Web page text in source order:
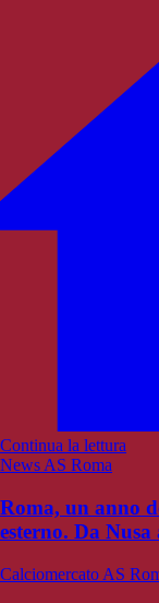
Continua la lettura
News AS Roma
Roma, un anno
esterno. Da
Calciomercato AS